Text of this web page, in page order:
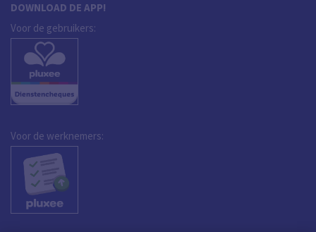
DOWNLOAD DE APP!
Voor de gebruikers:
Voor de werknemers: